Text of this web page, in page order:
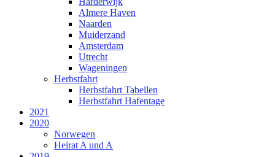
Almere Haven
Naarden
Muiderzand
Amsterdam
Utrecht
Wageningen
Herbstfahrt
Herbstfahrt Tabellen
Herbstfahrt Hafentage
2021
2020
Norwegen
Heirat A und A